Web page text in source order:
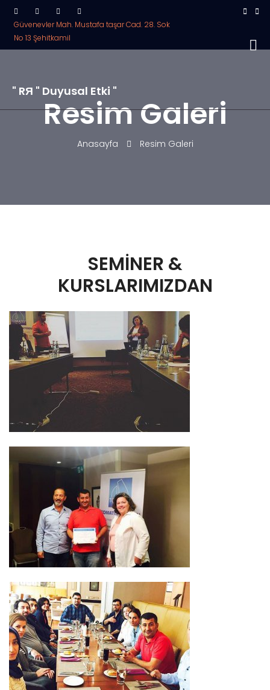
Güvenevler Mah. Mustafa taşar Cad. 28. Sok
No 13 Şehitkamil
" RЯ " Duyusal Etki "
Resim Galeri
Anasayfa Resim Galeri
SEMİNER &
KURSLARIMIZDAN